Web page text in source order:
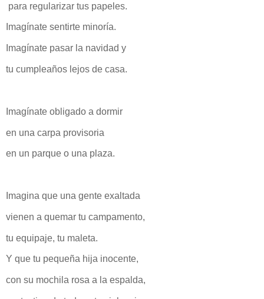
para regularizar tus papeles.
Imagínate sentirte minoría.
Imagínate pasar la navidad y
tu cumpleaños lejos de casa.
Imagínate obligado a dormir
en una carpa provisoria
en un parque o una plaza.
Imagina que una gente exaltada
vienen a quemar tu campamento,
tu equipaje, tu maleta.
Y que tu pequeña hija inocente,
con su mochila rosa a la espalda,